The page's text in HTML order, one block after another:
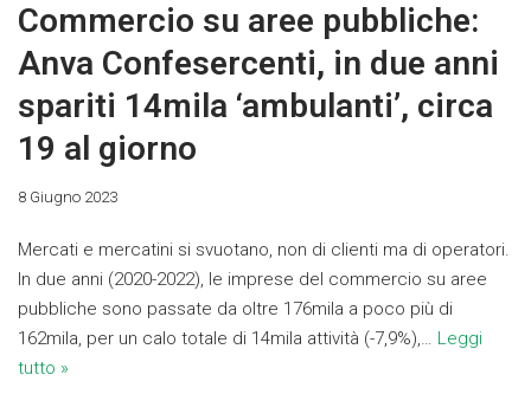
Commercio su aree pubbliche:
Anva Confesercenti, in due anni
spariti 14mila ‘ambulanti’, circa
19 al giorno
8 Giugno 2023
Mercati e mercatini si svuotano, non di clienti ma di operatori.
In due anni (2020-2022), le imprese del commercio su aree
pubbliche sono passate da oltre 176mila a poco più di
162mila, per un calo totale di 14mila attività (-7,9%),… Leggi
tutto »